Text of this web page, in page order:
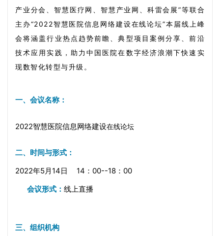
产业分会、智慧医疗网、智慧产业网、科雷会展”等联合
主办“2022智慧医院信息网络建设在线论坛”本届线上峰
会将涵盖行业热点趋势前瞻、典型项目案例分享、前沿
技术应用实践，助力中国医院在数字经济浪潮下快速实
现数智化转型与升级。
一、会议名称：
2022智慧医院信息网络建设在线论坛
二、 时间与形式：
2022年5月14日
14： 00--18： 00
会议形式： 线上直播
三、组织机构